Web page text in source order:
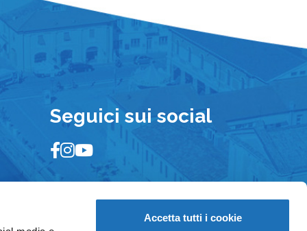
Accetta tutti i cookie
Seguici sui social